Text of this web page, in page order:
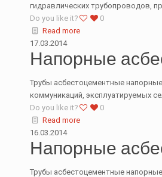
гидравлических трубопроводов,
Do you like it?
0
Read more
17.03.2014
Напорные
Трубы асбестоцементные
коммуникаций, эксплуатируемых
Do you like it?
0
Read more
16.03.2014
Напорные
Трубы асбестоцементные